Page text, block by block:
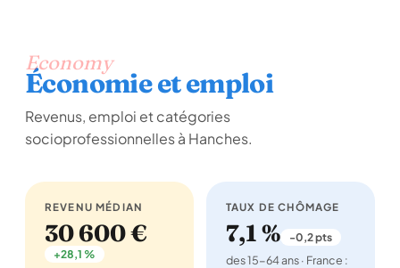
Economy
Économie et emploi
Revenus, emploi et catégories
socioprofessionnelles à Hanches.
REVENU MÉDIAN
30 600 €
+28,1 %
TAUX DE CHÔMAGE
7,1 % -0,2 pts
des 15-64 ans · France :